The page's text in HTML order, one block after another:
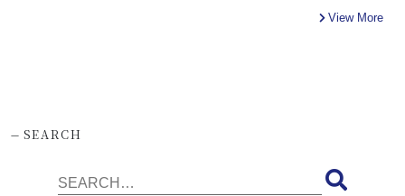
View More
-SEARCH